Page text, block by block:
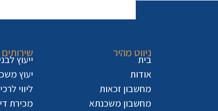
ניווט מהיר
בית
אודות
מחשבון זכאות
מחשבון משכנתא
שירותים
ייעוץ
יעוץ
ליווי
מכירת